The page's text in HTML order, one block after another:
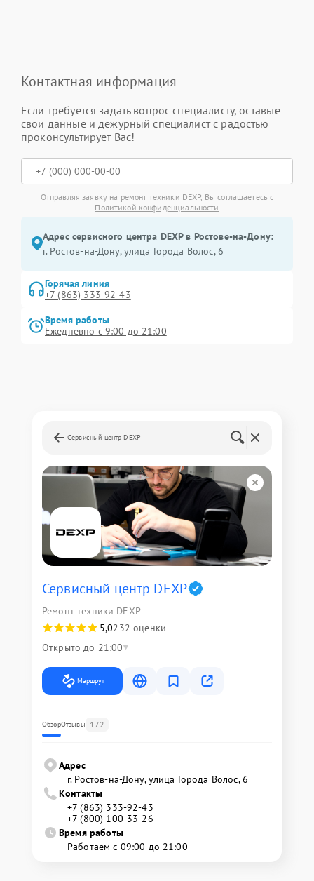
Контактная информация
Если требуется задать вопрос специалисту, оставьте
свои данные и дежурный специалист с радостью
проконсультирует Вас!
Отправляя заявку на ремонт техники DEXP, Вы соглашаетесь с
Политикой конфиденциальности
Адрес сервисного центра DEXP в Ростове-на-Дону:
г. Ростов-на-Дону, улица Города Волос, 6
Горячая линия
+7 (863) 333-92-43
Время работы
Ежедневно с 9:00 до 21:00
Сервисный центр DEXP
Сервисный центр DEXP
Ремонт техники DEXP
5,0232 оценки
Открыто до 21:00
Маршрут
ОбзорОтзывы 172
Адрес
г. Ростов-на-Дону, улица Города Волос, 6
Контакты
+7 (863) 333-92-43
+7 (800) 100-33-26
Время работы
Работаем с 09:00 до 21:00